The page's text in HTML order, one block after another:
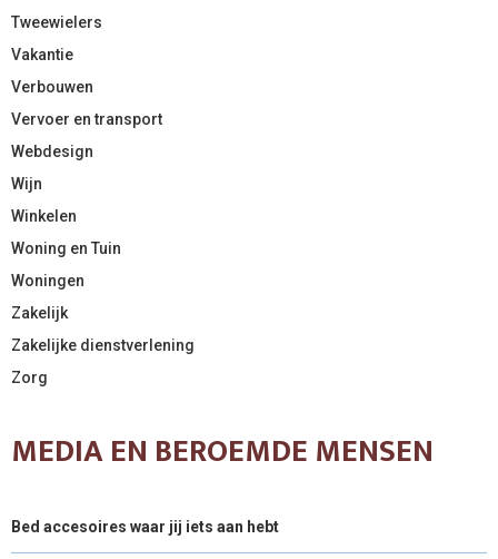
Tweewielers
Vakantie
Verbouwen
Vervoer en transport
Webdesign
Wijn
Winkelen
Woning en Tuin
Woningen
Zakelijk
Zakelijke dienstverlening
Zorg
MEDIA EN BEROEMDE MENSEN
Bed accesoires waar jij iets aan hebt